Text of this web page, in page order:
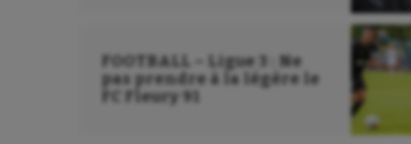
FOOTBALL – Ligue 3 : Ne
pas prendre à la légère le
FC Fleury 91